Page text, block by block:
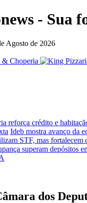
- Sua
Agosto de 2026
reforça crédito e
Ideb mostra avanço da
STF, mas fortalecem
superam depósitos
dos